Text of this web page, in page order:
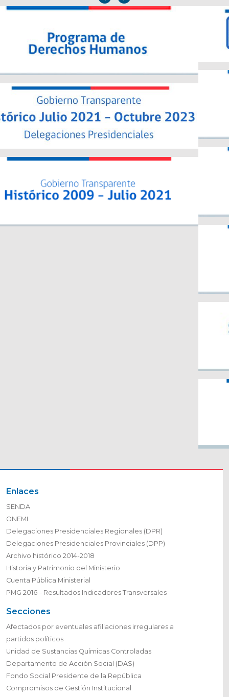
Enlaces
SENDA
ONEMI
Delegaciones Presidenciales Regionales (DPR)
Delegaciones Presidenciales Provinciales (DPP)
Archivo histórico 2014-2018
Historia y Patrimonio del Ministerio
Cuenta Pública Ministerial
PMG 2016 – Resultados Indicadores Transversales
Secciones
Afectados por eventuales afiliaciones irregulares a
partidos políticos
Unidad de Sustancias Químicas Controladas
Departamento de Acción Social (DAS)
Fondo Social Presidente de la República
Compromisos de Gestión Institucional